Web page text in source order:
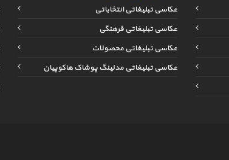
عکاسی تبلیغاتی انتخاباتی
عکاسی تبلیغاتی فرهنگی
عکاسی تبلیغاتی محصولات
عکاسی تبلیغاتی مدلینگ پوشاک هاکوپیان